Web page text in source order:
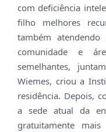
com deficiência
filho melhores
também
comunidade e
semelhantes,
Wiemes, criou a
residência. Depois,
a sede atual da
gratuitamente